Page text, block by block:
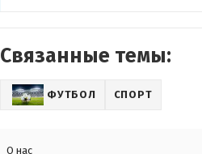
Связанные темы:
ФУТБОЛ СПОРТ
О нас